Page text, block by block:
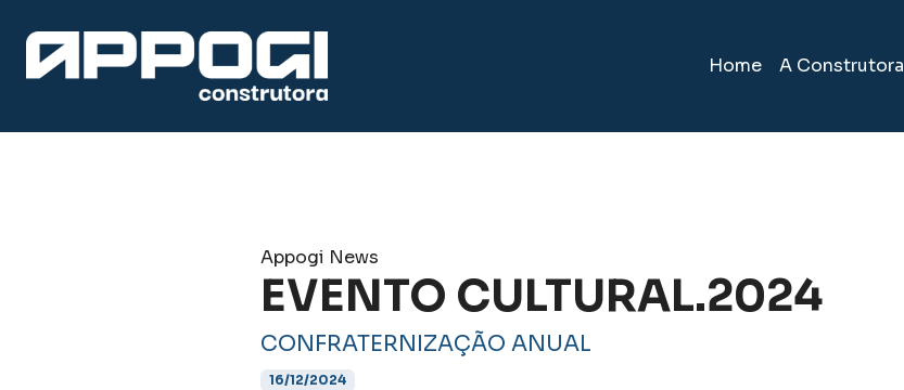
Home A Construtora
Appogi News
EVENTO CULTURAL.2024
CONFRATERNIZAÇÃO ANUAL
16/12/2024